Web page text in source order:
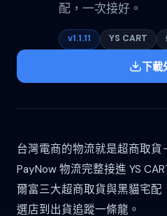
配，一次接好。
v1.1.11 YS CART
下載
台灣電商的物流就是超商取貨
PayNow 物流完整接進 YS
爾富三大超商取貨與黑貓宅
選店到出貨追蹤一條龍。